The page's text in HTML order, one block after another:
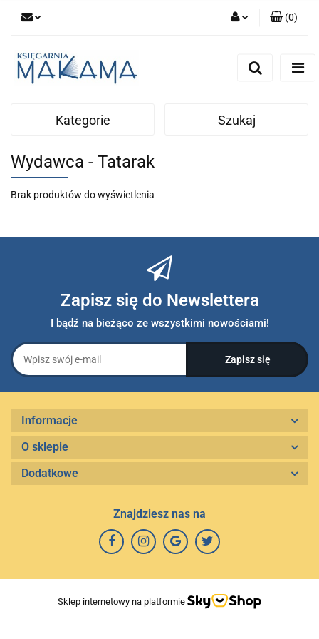
(0)
Kategorie Szukaj
Wydawca - Tatarak
Brak produktów do wyświetlenia
Zapisz się do Newslettera
I bądź na bieżąco ze wszystkimi nowościami!
Informacje
O sklepie
Dodatkowe
Znajdziesz nas na
Sklep internetowy na platformie